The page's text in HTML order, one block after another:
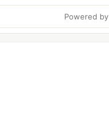
Powered